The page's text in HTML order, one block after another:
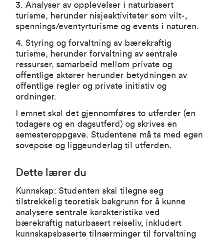
3. Analyser av opplevelser i naturbasert
turisme, herunder nisjeaktiviteter som vilt-,
spennings/eventyrturisme og events i naturen.
4. Styring og forvaltning av bærekraftig
turisme, herunder forvaltning av sentrale
ressurser, samarbeid mellom private og
offentlige aktører herunder betydningen av
offentlige regler og private initiativ og
ordninger.
I emnet skal det gjennomføres to utferder (en
todagers og en dagsutferd) og skrives en
semesteroppgave. Studentene må ta med egen
sovepose og liggeunderlag til utferden.
Dette lærer du
Kunnskap: Studenten skal tilegne seg
tilstrekkelig teoretisk bakgrunn for å kunne
analysere sentrale karakteristika ved
bærekraftig naturbasert reiseliv, inkludert
kunnskapsbaserte tilnærminger til forvaltning